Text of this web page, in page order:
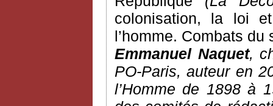
colonisation, la loi et
l’homme. Combats
Emmanuel Naquet,
PO-Paris, auteur en
l’Homme de 1898 à